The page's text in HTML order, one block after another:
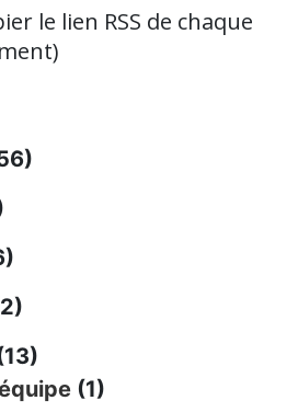
le lien RSS de chaque
(1)